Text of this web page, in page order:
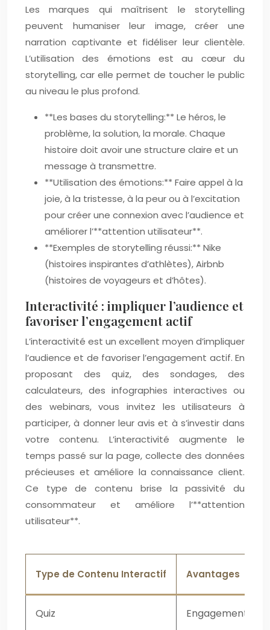
Les marques qui maîtrisent le storytelling
peuvent humaniser leur image, créer une
narration captivante et fidéliser leur clientèle.
L’utilisation des émotions est au cœur du
storytelling, car elle permet de toucher le public
au niveau le plus profond.
**Les bases du storytelling:** Le héros, le
problème, la solution, la morale. Chaque
histoire doit avoir une structure claire et un
message à transmettre.
**Utilisation des émotions:** Faire appel à la
joie, à la tristesse, à la peur ou à l’excitation
pour créer une connexion avec l’audience et
améliorer l’**attention utilisateur**.
**Exemples de storytelling réussi:** Nike
(histoires inspirantes d’athlètes), Airbnb
(histoires de voyageurs et d’hôtes).
Interactivité : impliquer l’audience et
favoriser l’engagement actif
L’interactivité est un excellent moyen d’impliquer
l’audience et de favoriser l’engagement actif. En
proposant des quiz, des sondages, des
calculateurs, des infographies interactives ou
des webinars, vous invitez les utilisateurs à
participer, à donner leur avis et à s’investir dans
votre contenu. L’interactivité augmente le
temps passé sur la page, collecte des données
précieuses et améliore la connaissance client.
Ce type de contenu brise la passivité du
consommateur et améliore l’**attention
utilisateur**.
Type de Contenu Interactif Avantages
Quiz Engagement